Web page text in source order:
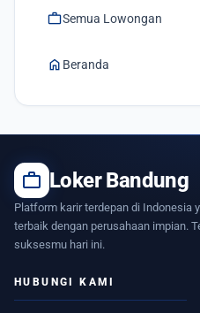
workSemua Lowongan
home Beranda
work Loker Bandung
Platform karir terdepan di Indonesia
terbaik dengan perusahaan impian.
suksesmu hari ini.
HUBUNGI KAMI